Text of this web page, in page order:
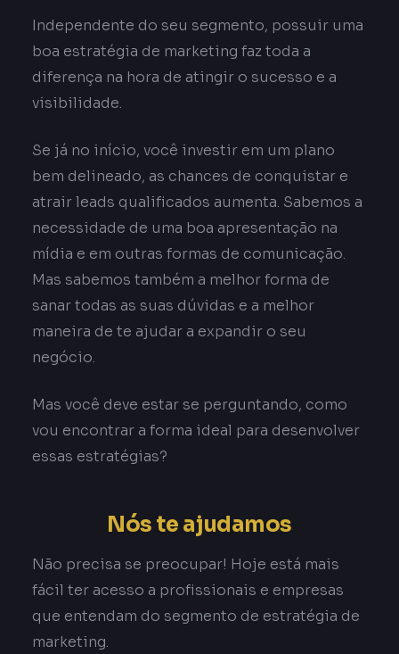
Independente do seu segmento, possuir uma
boa estratégia de marketing faz toda a
diferença na hora de atingir o sucesso e a
visibilidade.
Se já no início, você investir em um plano
bem delineado, as chances de conquistar e
atrair leads qualificados aumenta. Sabemos a
necessidade de uma boa apresentação na
mídia e em outras formas de comunicação.
Mas sabemos também a melhor forma de
sanar todas as suas dúvidas e a melhor
maneira de te ajudar a expandir o seu
negócio.
Mas você deve estar se perguntando, como
vou encontrar a forma ideal para desenvolver
essas estratégias?
Nós te ajudamos
Não precisa se preocupar! Hoje está mais
fácil ter acesso a profissionais e empresas
que entendam do segmento de estratégia de
marketing.